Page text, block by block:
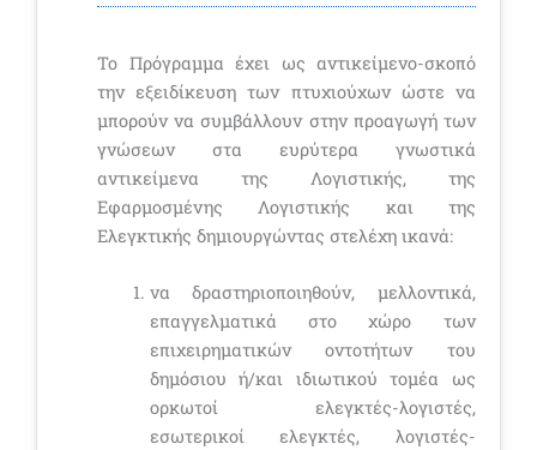
Το Πρόγραμμα έχει ως αντικείμενο-σκοπό
την εξειδίκευση των πτυχιούχων ώστε να
μπορούν να συμβάλλουν στην προαγωγή των
γνώσεων στα ευρύτερα γνωστικά
αντικείμενα της Λογιστικής, της
Εφαρμοσμένης Λογιστικής και της
Ελεγκτικής δημιουργώντας στελέχη ικανά:
να δραστηριοποιηθούν, μελλοντικά,
επαγγελματικά στο χώρο των
επιχειρηματικών οντοτήτων του
δημόσιου ή/και ιδιωτικού τομέα ως
ορκωτοί ελεγκτές-λογιστές,
εσωτερικοί ελεγκτές, λογιστές-